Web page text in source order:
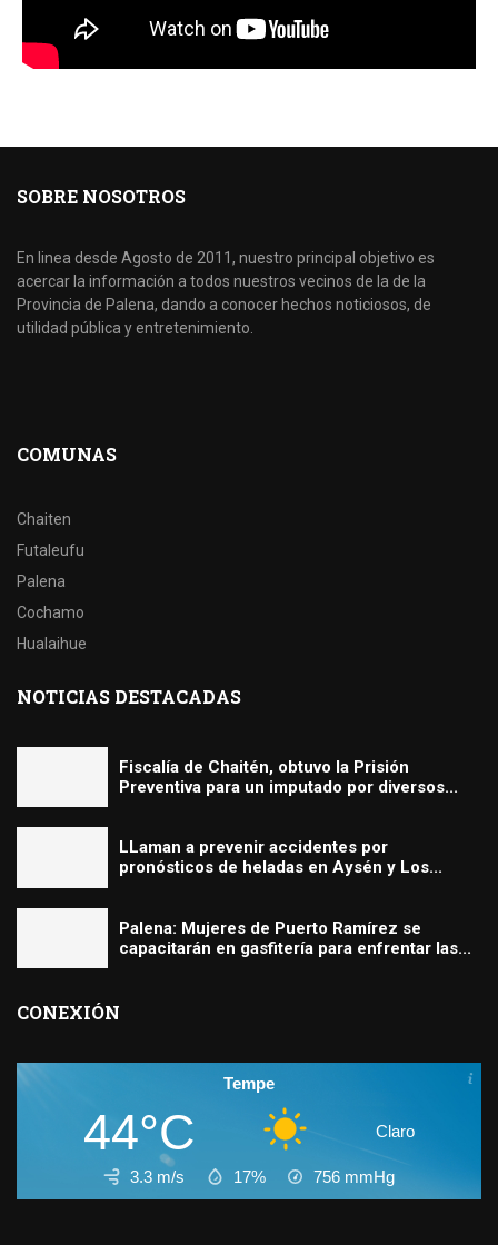
SOBRE NOSOTROS
En linea desde Agosto de 2011, nuestro principal objetivo es
acercar la información a todos nuestros vecinos de la de la
Provincia de Palena, dando a conocer hechos noticiosos, de
utilidad pública y entretenimiento.
COMUNAS
Chaiten
Futaleufu
Palena
Cochamo
Hualaihue
NOTICIAS DESTACADAS
Fiscalía de Chaitén, obtuvo la Prisión
Preventiva para un imputado por diversos...
LLaman a prevenir accidentes por
pronósticos de heladas en Aysén y Los...
Palena: Mujeres de Puerto Ramírez se
capacitarán en gasfitería para enfrentar las...
CONEXIÓN
Tempe
44°C Claro
3.3 m/s 17% 756 mmHg